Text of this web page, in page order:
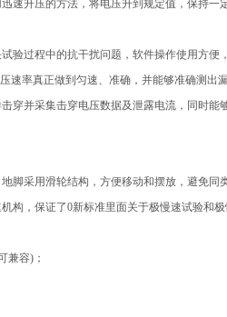
速升压的方法，将电压升到规定值，保持一
验过程中的抗干扰问题，软件操作使用方
速率真正做到匀速、准确，并能够准确测
穿并采集击穿电压数据及泄露电流，同时
脚采用滑轮结构，方便移动和摆放，避免
构，保证了0新标准里面关于极慢速试验和
兼容)；